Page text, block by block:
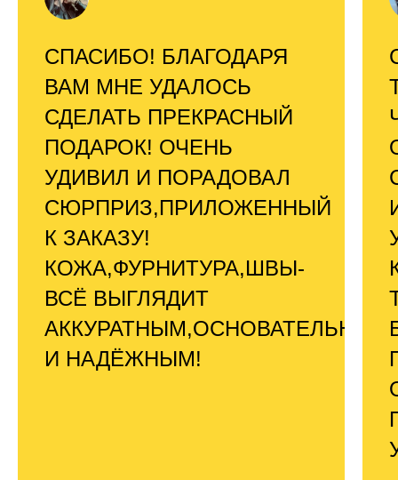
СПАСИБО! БЛАГОДАРЯ
ВАМ МНЕ УДАЛОСЬ
СДЕЛАТЬ ПРЕКРАСНЫЙ
ПОДАРОК! ОЧЕНЬ
УДИВИЛ И ПОРАДОВАЛ
СЮРПРИЗ,ПРИЛОЖЕННЫЙ
К ЗАКАЗУ!
КОЖА,ФУРНИТУРА,ШВЫ-
ВСЁ ВЫГЛЯДИТ
АККУРАТНЫМ,ОСНОВАТЕЛЬНЫМ
И НАДЁЖНЫМ!